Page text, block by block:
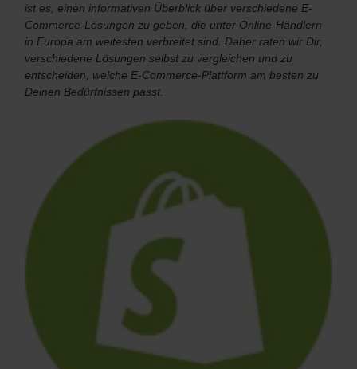
ist es, einen informativen Überblick über verschiedene E-
Commerce-Lösungen zu geben, die unter Online-Händlern
in Europa am weitesten verbreitet sind. Daher raten wir Dir,
verschiedene Lösungen selbst zu vergleichen und zu
entscheiden, welche E-Commerce-Plattform am besten zu
Deinen Bedürfnissen passt.